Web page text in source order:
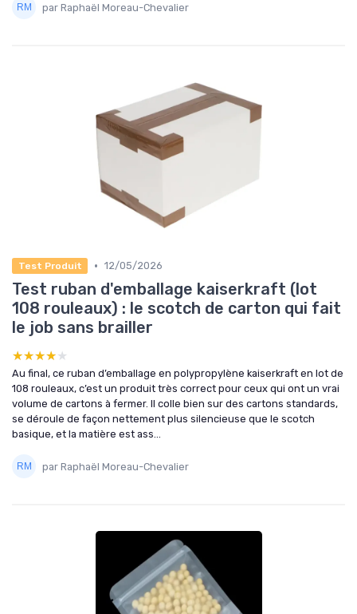
par Raphaël Moreau-Chevalier
Test Produit • 12/05/2026
Test ruban d'emballage kaiserkraft (lot
108 rouleaux) : le scotch de carton qui fait
le job sans brailler
★★★★★
★★★★★
Au final, ce ruban d’emballage en polypropylène kaiserkraft en lot de
108 rouleaux, c’est un produit très correct pour ceux qui ont un vrai
volume de cartons à fermer. Il colle bien sur des cartons standards,
se déroule de façon nettement plus silencieuse que le scotch
basique, et la matière est ass...
par Raphaël Moreau-Chevalier